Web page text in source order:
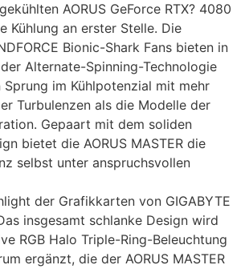
AORUS GeForce RTX? 4080
Kühlung an erster Stelle. Die
Bionic-Shark Fans bieten in
Alternate-Spinning-Technologie
im Kühlpotenzial mit mehr
Turbulenzen als die Modelle der
Gepaart mit dem soliden
bietet die AORUS MASTER die
selbst unter anspruchsvollen
der Grafikkarten von GIGABYTE
insgesamt schlanke Design wird
RGB Halo Triple-Ring-Beleuchtung
ergänzt, die der AORUS MASTER